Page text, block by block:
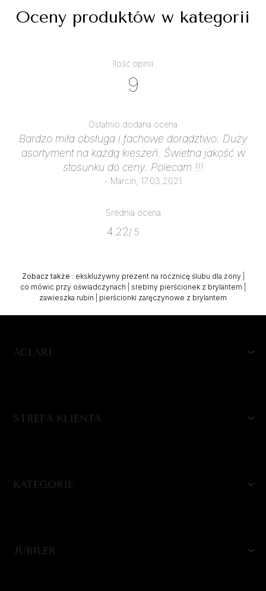
Oceny produktów w kategorii
Ilość opinii
9
Ostatnio dodana ocena
Bardzo miła obsługa i fachowe doradztwo. Duży
asortyment na każdą kieszeń. Świetna jakość w
stosunku do ceny. Polecam !!!
- Marcin, 17.03.2021
Średnia ocena
4.22/ 5
Zobacz także : ekskluzywny prezent na rocznicę ślubu dla żony|
co mówic przy oświadczynach
srebrny pierścionek z brylantem
zawieszka rubin
pierścionki zaręczynowe z brylantem
ACLARI
STREFA KLIENTA
KATEGORIE
JUBILER